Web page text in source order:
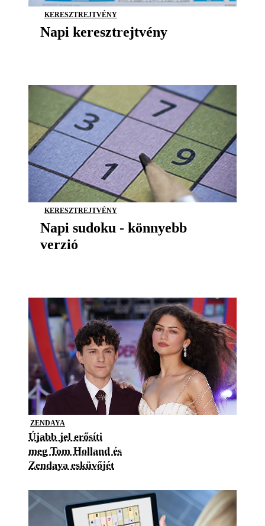
KERESZTREJTVÉNY
Napi keresztrejtvény
KERESZTREJTVÉNY
Napi sudoku - könnyebb
verzió
ZENDAYA
Újabb jel erősíti
meg Tom Holland és
Zendaya esküvőjét